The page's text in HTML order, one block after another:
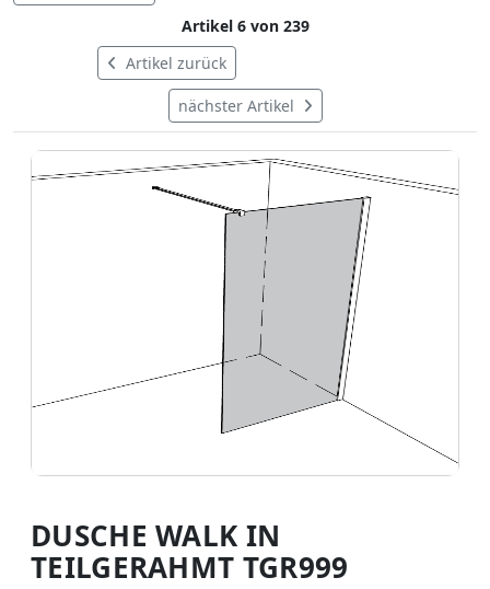
Artikel zurück
Artikel 6 von 239
nächster Artikel
DUSCHE WALK IN
TEILGERAHMT TGR999